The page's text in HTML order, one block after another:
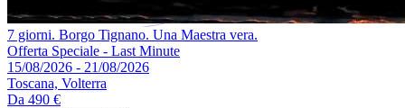
7 giorni. Borgo Tignano. Una Maestra vera.
Offerta Speciale - Last Minute
15/08/2026 - 21/08/2026
Toscana, Volterra
Da 490 €